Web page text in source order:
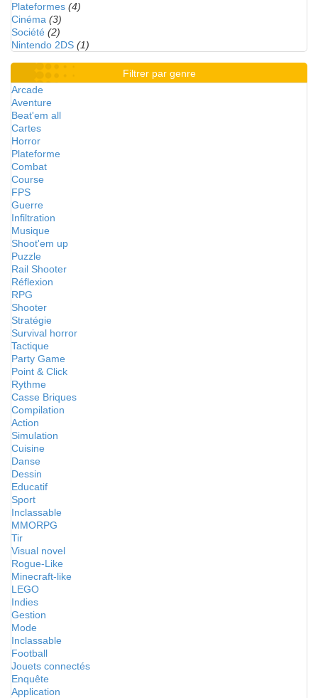
Plateformes (4)
Cinéma (3)
Société (2)
Nintendo 2DS (1)
Filtrer par genre
Arcade
Aventure
Beat'em all
Cartes
Horror
Plateforme
Combat
Course
FPS
Guerre
Infiltration
Musique
Shoot'em up
Puzzle
Rail Shooter
Réflexion
RPG
Shooter
Stratégie
Survival horror
Tactique
Party Game
Point & Click
Rythme
Casse Briques
Compilation
Action
Simulation
Cuisine
Danse
Dessin
Educatif
Sport
Inclassable
MMORPG
Tir
Visual novel
Rogue-Like
Minecraft-like
LEGO
Indies
Gestion
Mode
Inclassable
Football
Jouets connectés
Enquête
Application